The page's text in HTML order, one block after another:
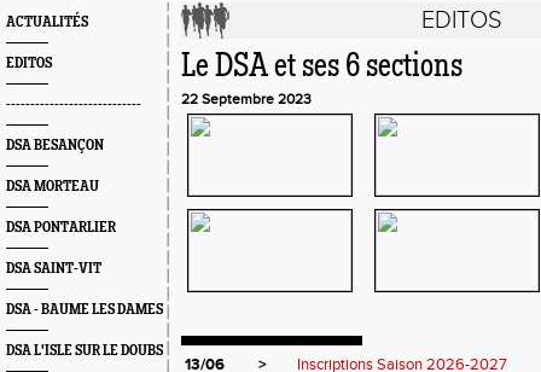
ACTUALITÉS
EDITOS
----------------------------
DSA BESANÇON
DSA MORTEAU
DSA PONTARLIER
DSA SAINT-VIT
DSA - BAUME LES DAMES
DSA L'ISLE SUR LE DOUBS
EDITOS
Le DSA et ses 6 sections
22 Septembre 2023
13/06 > Inscriptions Saison 2026-2027